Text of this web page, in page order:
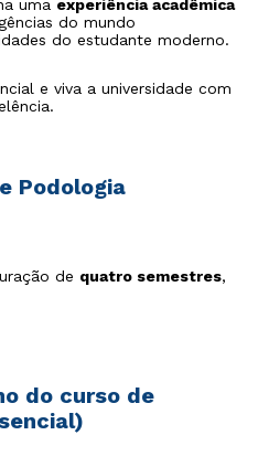
uma experiência acadêmica
do mundo
do estudante moderno.
e viva a universidade com
Podologia
de quatro semestres,
do curso de